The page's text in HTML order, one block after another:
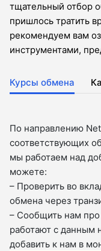
тщательный отбор
пришлось тратить
рекомендуем вам
инструментами,
Курсы обмена
По направлению
соответствующих
мы работаем над
можете:
– Проверить во
обмена через
– Сообщить нам
работают с данным
добавить к нам в